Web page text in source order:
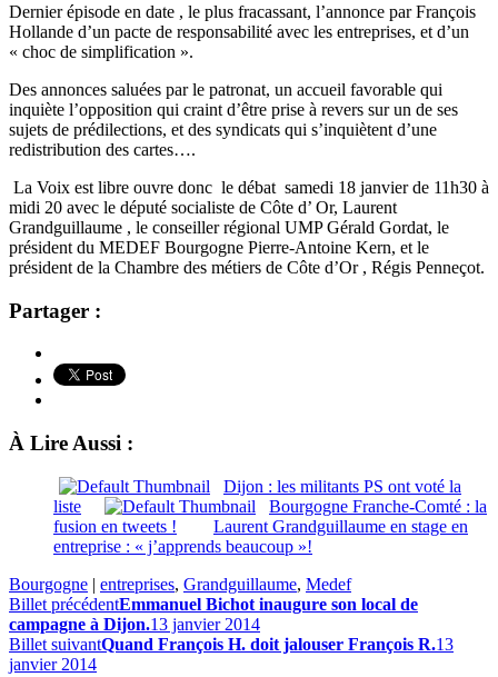
Dernier épisode en date , le plus fracassant, l’annonce par François
Hollande d’un pacte de responsabilité avec les entreprises, et d’un
« choc de simplification ».
Des annonces saluées par le patronat, un accueil favorable qui
inquiète l’opposition qui craint d’être prise à revers sur un de ses
sujets de prédilections, et des syndicats qui s’inquiètent d’une
redistribution des cartes….
La Voix est libre ouvre donc le débat samedi 18 janvier de 11h30 à
midi 20 avec le député socialiste de Côte d’ Or, Laurent
Grandguillaume , le conseiller régional UMP Gérald Gordat, le
président du MEDEF Bourgogne Pierre-Antoine Kern, et le
président de la Chambre des métiers de Côte d’Or , Régis Penneçot.
Partager :
À Lire Aussi :
Dijon : les militants PS ont voté la
liste
Bourgogne Franche-Comté : la
fusion en tweets !
Laurent Grandguillaume en stage en
entreprise : « j’apprends beaucoup »!
Bourgogne | entreprises, Grandguillaume, Medef
Billet précédentEmmanuel Bichot inaugure son local de
campagne à Dijon.13 janvier 2014
Billet suivantQuand François H. doit jalouser François R.13
janvier 2014